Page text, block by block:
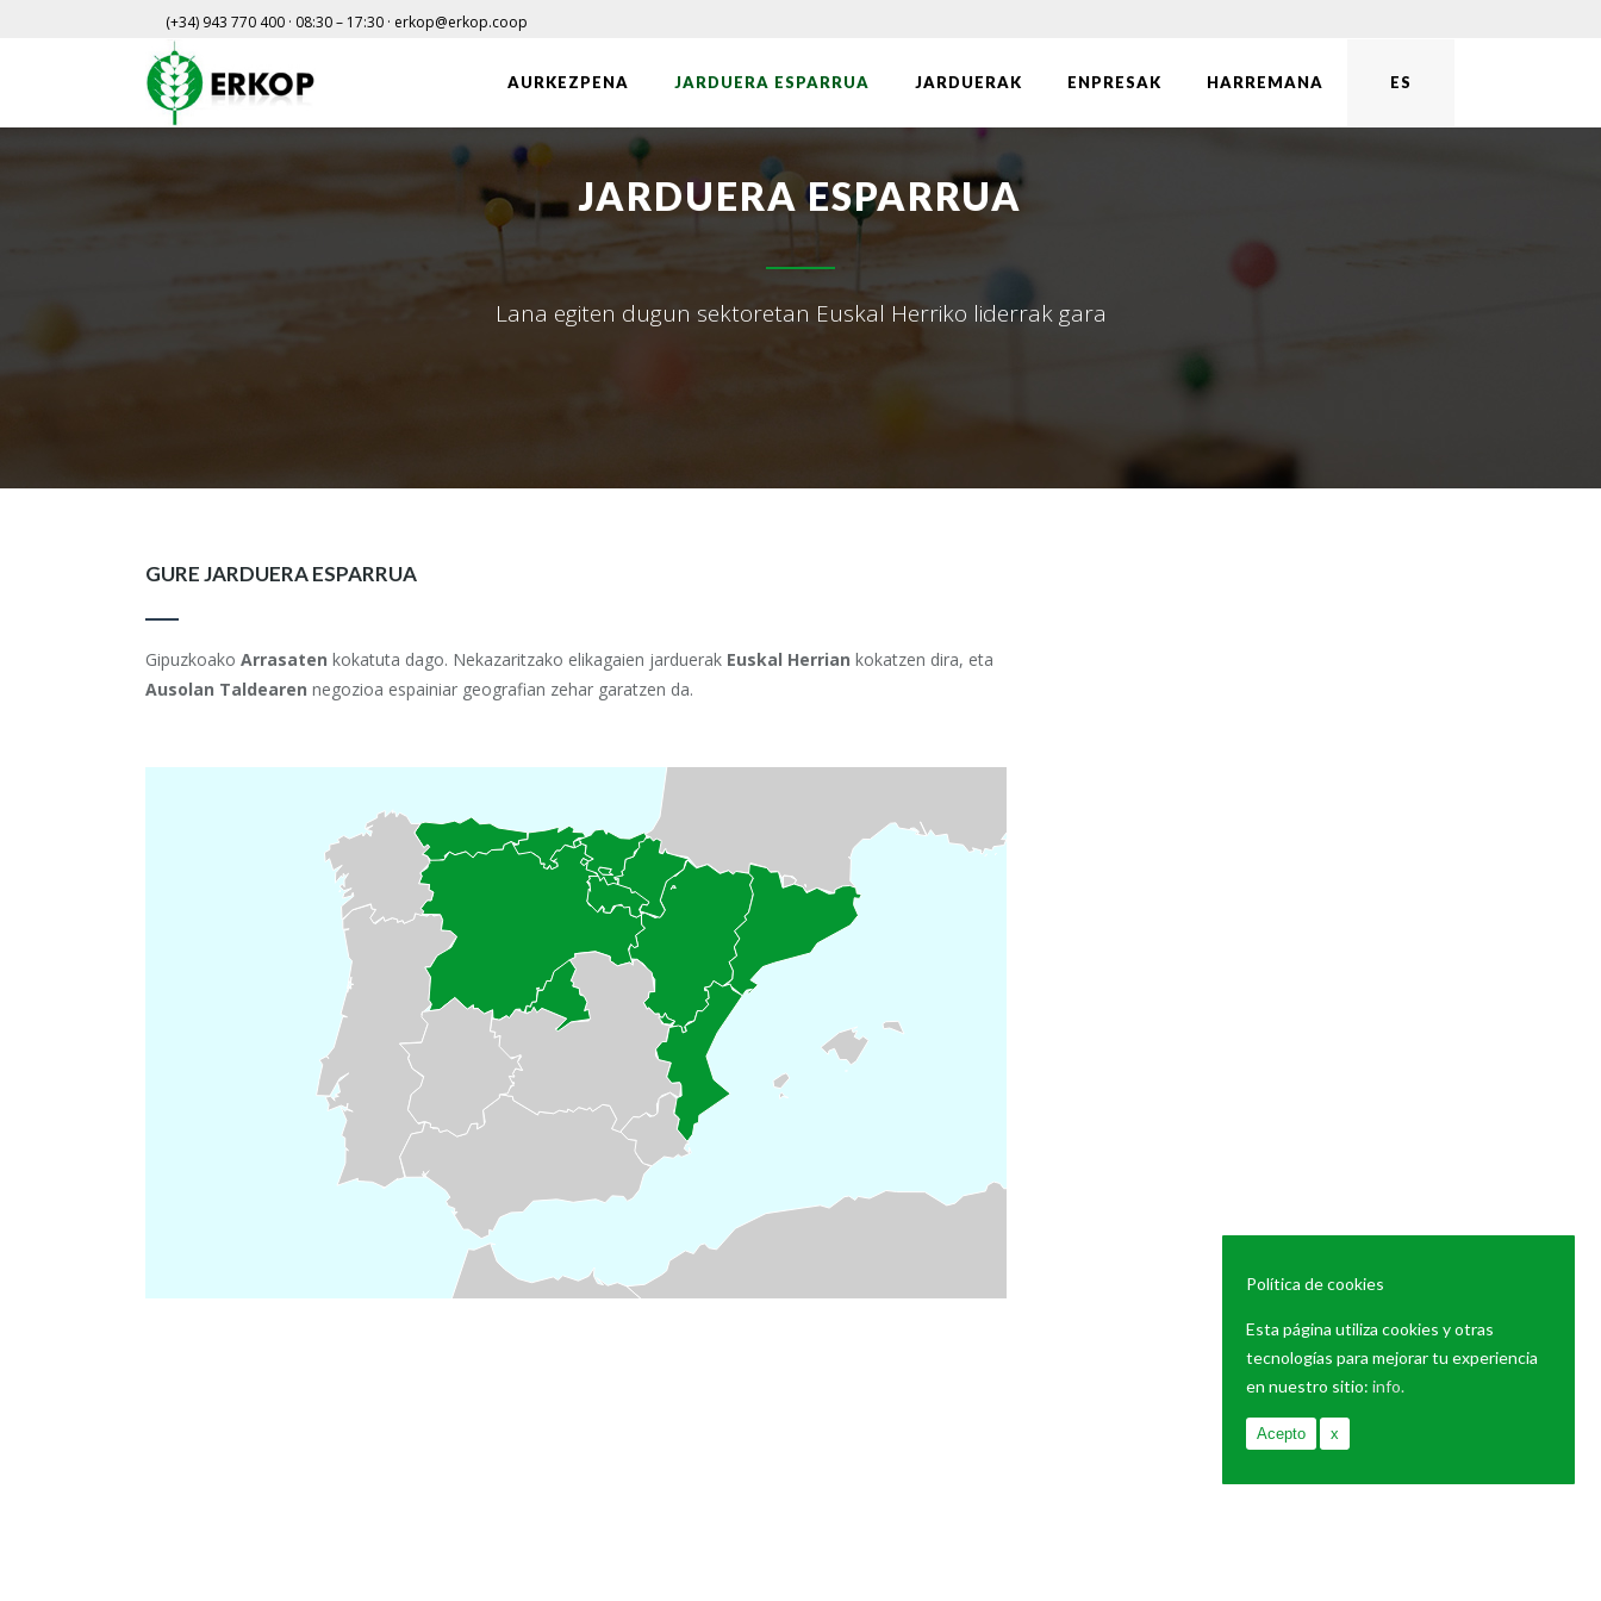
(+34) 943 770 400 · 08:30 – 17:30 · erkop@erkop.coop
AURKEZPENA JARDUERA ESPARRUA JARDUERAK ENPRESAK HARREMANA ES
JARDUERA ESPARRUA
Lana egiten dugun sektoretan Euskal Herriko liderrak gara
GURE JARDUERA ESPARRUA
Gipuzkoako Arrasaten kokatuta dago. Nekazaritzako elikagaien jarduerak Euskal Herrian kokatzen dira, eta
Ausolan Taldearen negozioa espainiar geografian zehar garatzen da.
Política de cookies
Esta página utiliza cookies y otras
tecnologías para mejorar tu experiencia
en nuestro sitio: info.
Acepto x